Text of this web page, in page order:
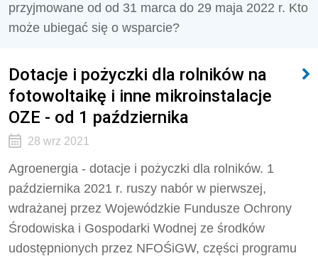
przyjmowane od od 31 marca do 29 maja 2022 r. Kto
może ubiegać się o wsparcie?
Dotacje i pożyczki dla rolników na
fotowoltaikę i inne mikroinstalacje
OZE - od 1 października
28 wrz 2021
Agroenergia - dotacje i pożyczki dla rolników. 1
października 2021 r. ruszy nabór w pierwszej,
wdrażanej przez Wojewódzkie Fundusze Ochrony
Środowiska i Gospodarki Wodnej ze środków
udostępnionych przez NFOŚiGW, części programu